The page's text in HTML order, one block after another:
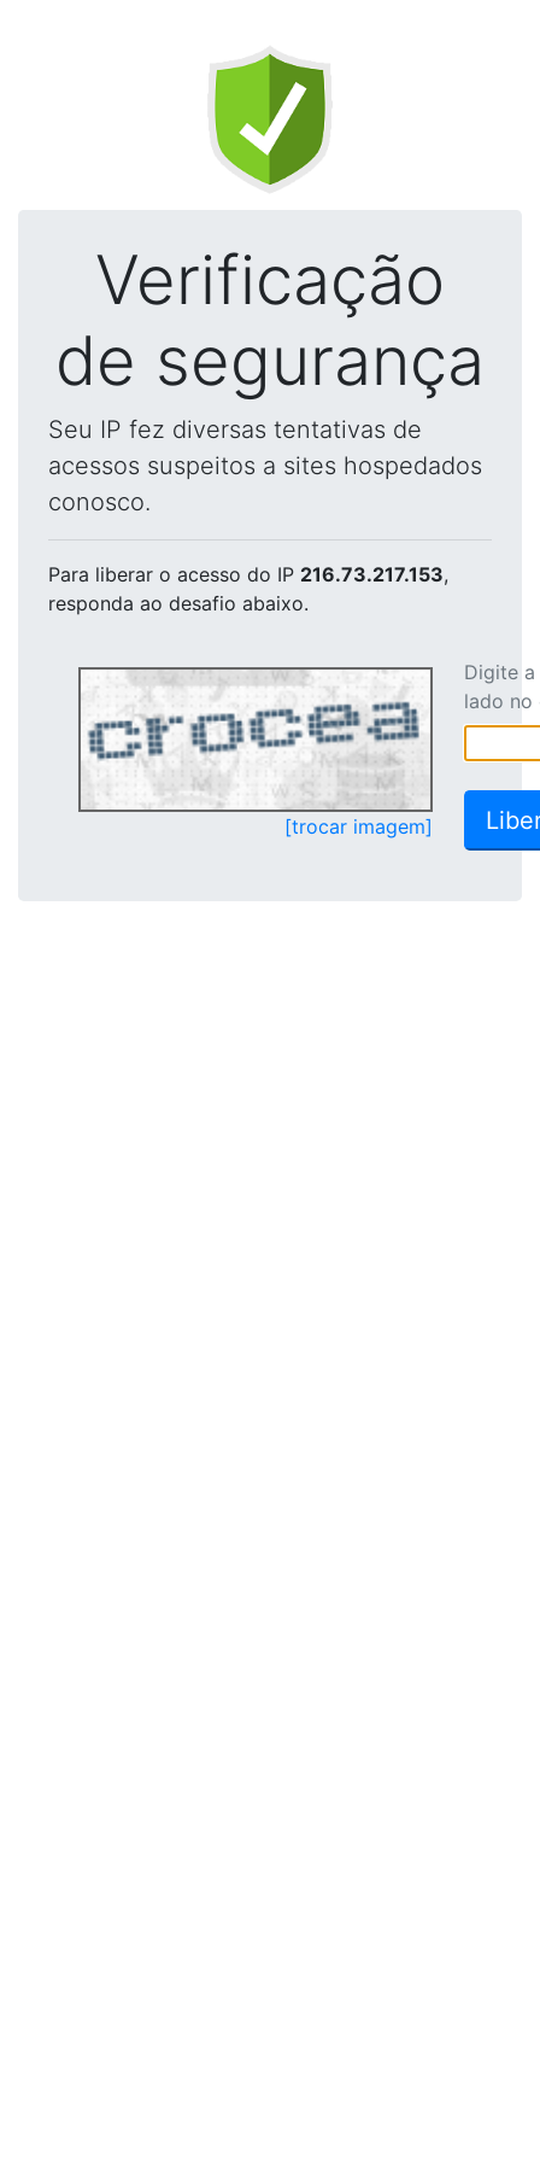
Verificação
de segurança
Seu IP fez diversas tentativas de
acessos suspeitos a sites hospedados
conosco.
Para liberar o acesso do IP 216.73.217.153,
responda ao desafio abaixo.
[trocar imagem]
Digite
lado no